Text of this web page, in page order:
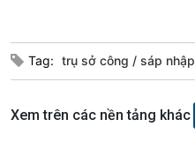
Tag: trụ sở công sáp nhập
Xem trên các nền tảng khác